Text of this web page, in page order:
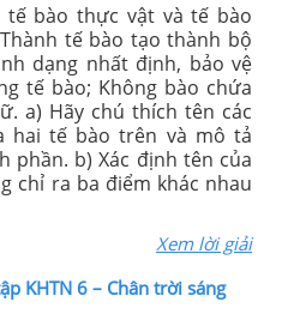
bào thực vật và tế bào
tế bào tạo thành bộ
dạng nhất định, bảo vệ
tế bào; Không bào chứa
hai tế bào trên và mô tả
tên của
Xem lời giải
KHTN 6 – Chân trời sáng